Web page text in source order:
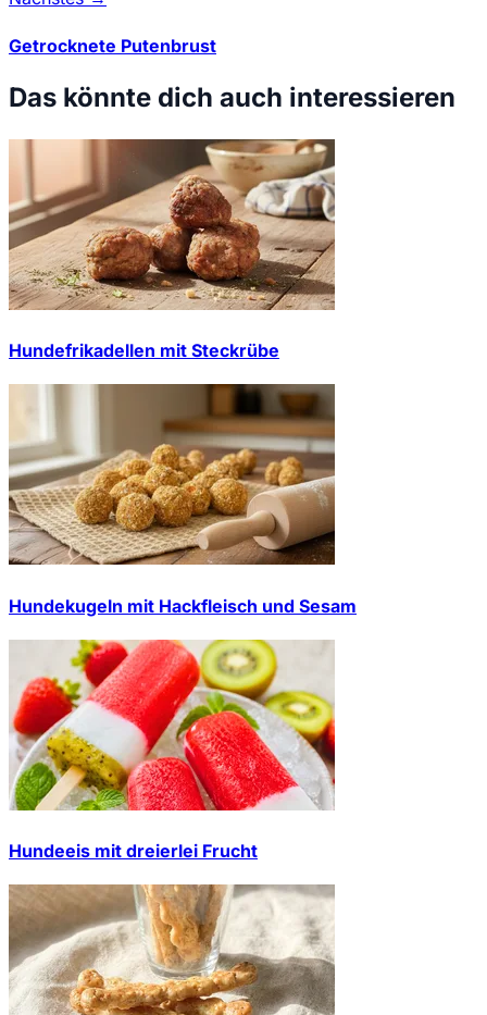
Getrocknete Putenbrust
Das könnte dich auch interessieren
Hundefrikadellen mit Steckrübe
Hundekugeln mit Hackfleisch und Sesam
Hundeeis mit dreierlei Frucht